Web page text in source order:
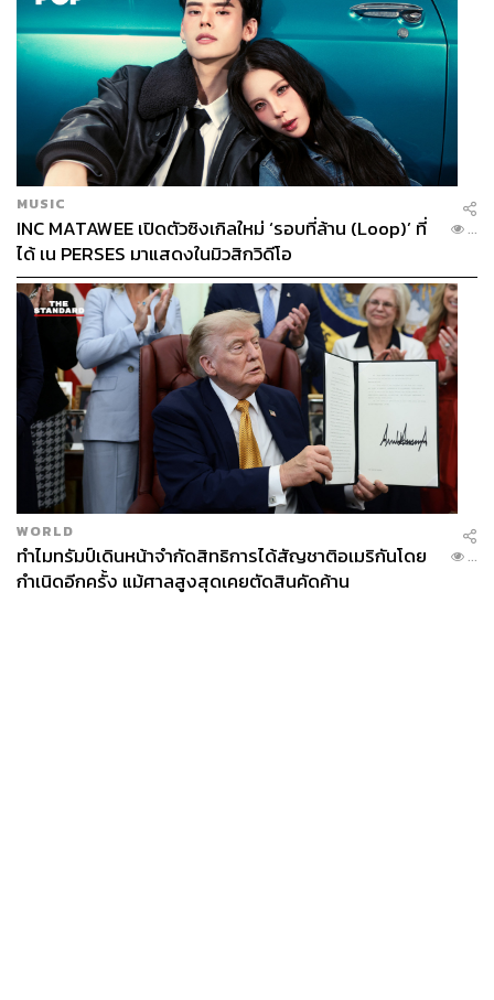
MUSIC
INC MATAWEE เปิดตัวซิงเกิลใหม่ ‘รอบที่ล้าน (Loop)’ ที่
ได้ เน PERSES มาแสดงในมิวสิกวิดีโอ
...
WORLD
ทำไมทรัมป์เดินหน้าจำกัดสิทธิการได้สัญชาติอเมริกันโดย
กำเนิดอีกครั้ง แม้ศาลสูงสุดเคยตัดสินคัดค้าน
...